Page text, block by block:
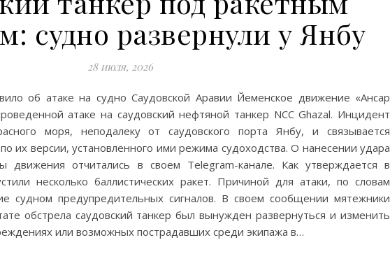
судно развернули у Янбу
28 июля, 2026
об атаке на судно Саудовской Аравии Йеменское движение «Ансар
атаке на саудовский нефтяной танкер NCC Ghazal. Инцидент
моря, неподалеку от саудовского порта Янбу, и связывается
их версии, установленного ими режима судоходства. О нанесении удара
движения отчитались в своем Telegram-канале. Как утверждается в
несколько баллистических ракет. Причиной для атаки, по словам
судном предупредительных сигналов. В своем сообщении мятежники
обстрела саудовский танкер был вынужден развернуться и изменить
или возможных пострадавших среди экипажа в…